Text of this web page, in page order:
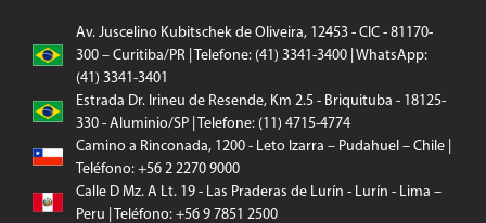
Av. Juscelino Kubitschek de Oliveira, 12453 - CIC - 81170-
300 – Curitiba/PR | Telefone: (41) 3341-3400 | WhatsApp:
(41) 3341-3401
Estrada Dr. Irineu de Resende, Km 2.5 - Briquituba - 18125-
330 - Aluminio/SP | Telefone: (11) 4715-4774
Camino a Rinconada, 1200 - Leto Izarra – Pudahuel – Chile |
Teléfono: +56 2 2270 9000
Calle D Mz. A Lt. 19 - Las Praderas de Lurín - Lurín - Lima –
Peru | Teléfono: +56 9 7851 2500